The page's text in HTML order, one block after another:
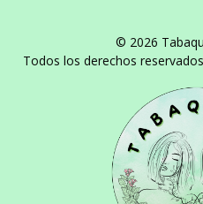
© 2026
Todos los derechos